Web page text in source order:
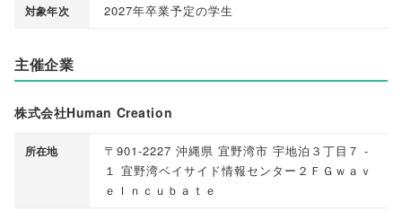
対象年次 2027年卒業予定の学生
主催企業
株式会社Human Creation
所在地
〒901-2227 沖縄県 宜野湾市 宇地泊３丁目７ -
１ 宜野湾ベイサイド情報センター２ＦＧｗａｖ
ｅＩｎｃｕｂａｔｅ